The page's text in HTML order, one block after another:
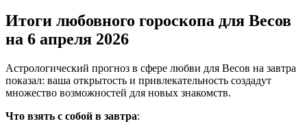
Итоги любовного гороскопа для Весов
на 6 апреля 2026
Астрологический прогноз в сфере любви для Весов на завтра
показал: ваша открытость и привлекательность создадут
множество возможностей для новых знакомств.
Что взять с собой в завтра: